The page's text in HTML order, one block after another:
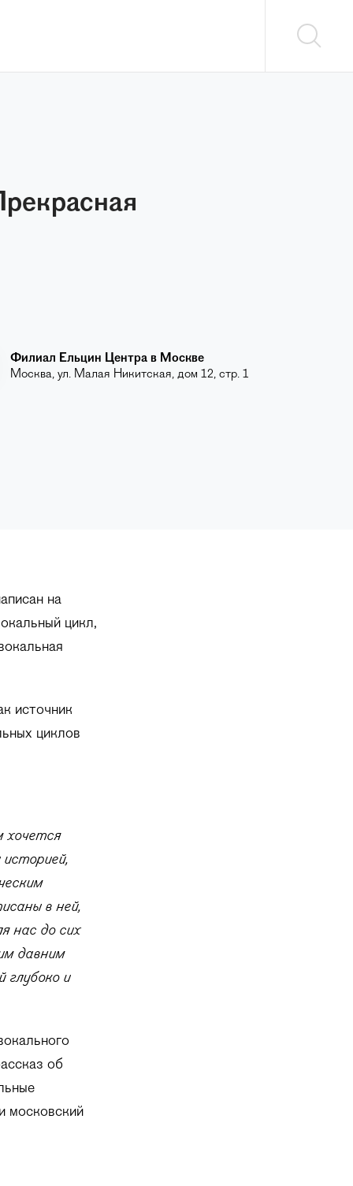
Филиал Ельцин Центра в Москве
Москва, ул. Малая Никитская, дом 12, стр. 1
на
цикл,
источник
циклов
хочется
в ней,
нас до сих
давним
глубоко и
об
московский